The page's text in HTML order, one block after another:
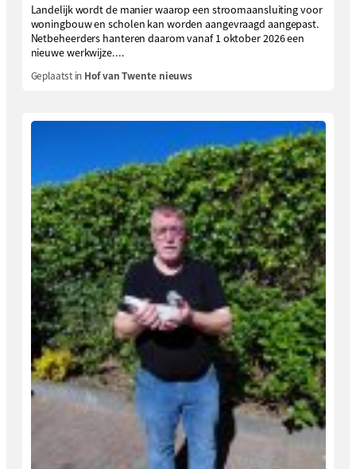
Landelijk wordt de manier waarop een stroomaansluiting voor
woningbouw en scholen kan worden aangevraagd aangepast.
Netbeheerders hanteren daarom vanaf 1 oktober 2026 een
nieuwe werkwijze....
Geplaatst in Hof van Twente nieuws